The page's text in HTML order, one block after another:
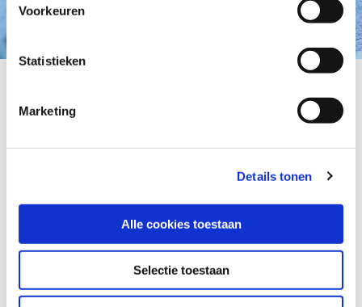
Voorkeuren
Statistieken
Marketing
Details tonen
Alle cookies toestaan
Selectie toestaan
Anderen lazen ook
Sociaal domein